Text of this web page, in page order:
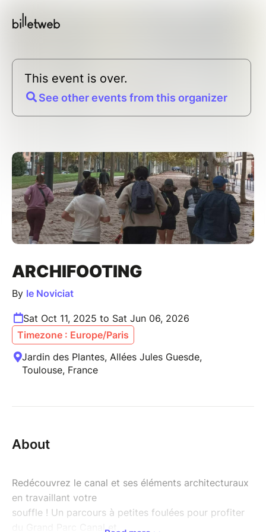
This event is over.
See other events from this organizer
ARCHIFOOTING
By le Noviciat
Sat Oct 11, 2025 to Sat Jun 06, 2026
Timezone : Europe/Paris
Jardin des Plantes, Allées Jules Guesde,
Toulouse, France
About
Redécouvrez le canal et ses éléments architecturaux
en travaillant votre
souffle ! Un parcours à petites foulées pour profiter
du Grand Parc Canal et